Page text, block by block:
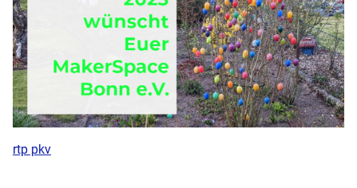
rtp pkv